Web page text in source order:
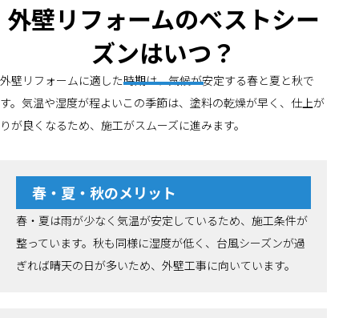
外壁リフォームのベストシー
ズンはいつ？
外壁リフォームに適した時期は、気候が安定する春と夏と秋で
す。気温や湿度が程よいこの季節は、塗料の乾燥が早く、仕上が
りが良くなるため、施工がスムーズに進みます。
春・夏・秋のメリット
春・夏は雨が少なく気温が安定しているため、施工条件が
整っています。秋も同様に湿度が低く、台風シーズンが過
ぎれば晴天の日が多いため、外壁工事に向いています。